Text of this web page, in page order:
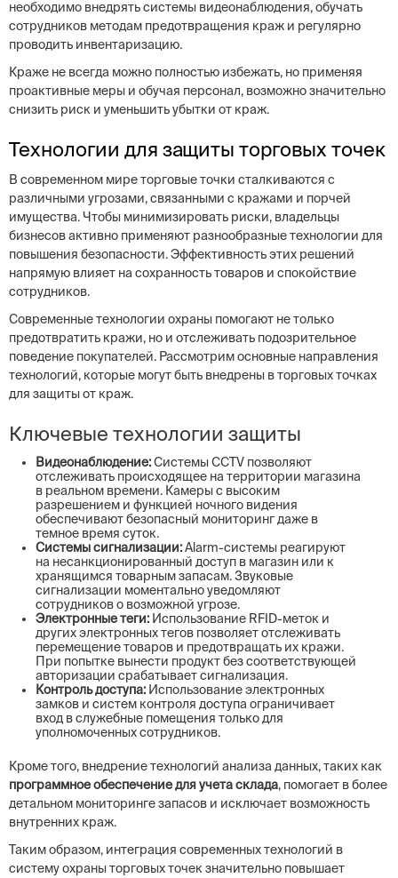
необходимо внедрять системы видеонаблюдения, обучать
сотрудников методам предотвращения краж и регулярно
проводить инвентаризацию.
Краже не всегда можно полностью избежать, но применяя
проактивные меры и обучая персонал, возможно значительно
снизить риск и уменьшить убытки от краж.
Технологии для защиты торговых точек
В современном мире торговые точки сталкиваются с
различными угрозами, связанными с кражами и порчей
имущества. Чтобы минимизировать риски, владельцы
бизнесов активно применяют разнообразные технологии для
повышения безопасности. Эффективность этих решений
напрямую влияет на сохранность товаров и спокойствие
сотрудников.
Современные технологии охраны помогают не только
предотвратить кражи, но и отслеживать подозрительное
поведение покупателей. Рассмотрим основные направления
технологий, которые могут быть внедрены в торговых точках
для защиты от краж.
Ключевые технологии защиты
Видеонаблюдение:Системы CCTV позволяют
отслеживать происходящее на территории магазина
в реальном времени. Камеры с высоким
разрешением и функцией ночного видения
обеспечивают безопасный мониторинг даже в
темное время суток.
Системы сигнализации:Alarm-системы реагируют
на несанкционированный доступ в магазин или к
хранящимся товарным запасам. Звуковые
сигнализации моментально уведомляют
сотрудников о возможной угрозе.
Электронные теги: Использование RFID-меток и
других электронных тегов позволяет отслеживать
перемещение товаров и предотвращать их кражи.
При попытке вынести продукт без соответствующей
авторизации срабатывает сигнализация.
Контроль доступа: Использование электронных
замков и систем контроля доступа ограничивает
вход в служебные помещения только для
уполномоченных сотрудников.
Кроме того, внедрение технологий анализа данных, таких как
программное обеспечение для учета склада, помогает в более
детальном мониторинге запасов и исключает возможность
внутренних краж.
Таким образом, интеграция современных технологий в
систему охраны торговых точек значительно повышает